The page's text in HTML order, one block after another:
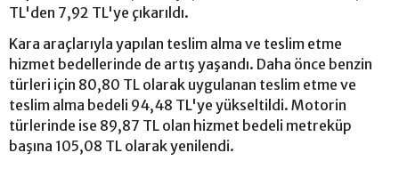
TL'den 7,92 TL'ye çıkarıldı.
Kara araçlarıyla yapılan teslim alma ve teslim etme
hizmet bedellerinde de artış yaşandı. Daha önce benzin
türleri için 80,80 TL olarak uygulanan teslim etme ve
teslim alma bedeli 94,48 TL'ye yükseltildi. Motorin
türlerinde ise 89,87 TL olan hizmet bedeli metreküp
başına 105,08 TL olarak yenilendi.